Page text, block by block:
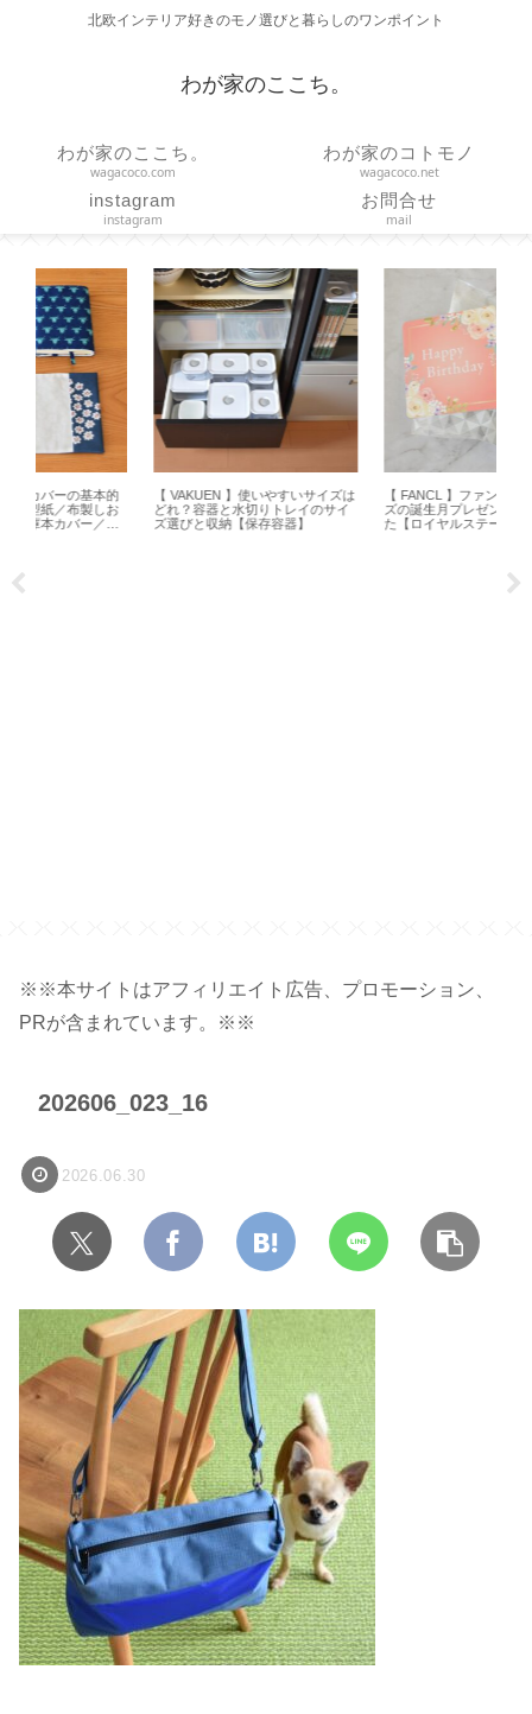
北欧インテリア好きのモノ選びと暮らしのワンポイント
わが家のここち。
わが家のここち。
wagacoco.com
わが家のコトモノ
wagacoco.net
instagram
instagram
お問合せ
mail
【 VAKUEN 】使いやすいサイズは
どれ？容器と水切りトレイのサイ
ズ選びと収納【保存容器】
【 FANCL 】ファンケルメンバー
ズの誕生月プレゼントが届きまし
た【ロイヤルステージ】
※※本サイトはアフィリエイト広告、プロモーション、
PRが含まれています。※※
202606_023_16
2026.06.30